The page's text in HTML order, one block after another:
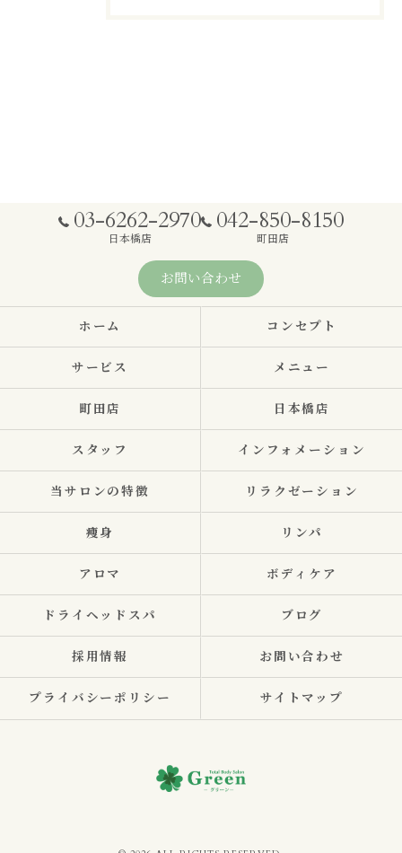
03-6262-2970
日本橋店
042-850-8150
町田店
お問い合わせ
ホーム コンセプト
サービス メニュー
町田店 日本橋店
スタッフ インフォメーション
当サロンの特徴 リラクゼーション
痩身 リンパ
アロマ ボディケア
ドライヘッドスパ ブログ
採用情報 お問い合わせ
プライバシーポリシー サイトマップ